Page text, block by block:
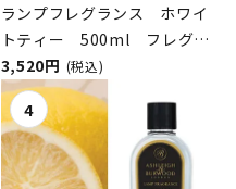
ランプフレグランス ホワイ
トティー 500ml フレグラ
ンスランプ用オイル
ASHLEIGH&BURWOOD（ア
シュレイアンドバーウッド）
3,520円 (税込)